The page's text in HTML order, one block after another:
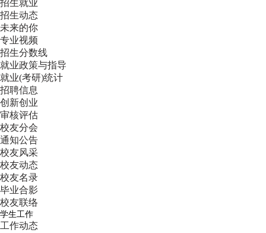
招生就业
招生动态
未来的你
专业视频
招生分数线
就业政策与指导
就业(考研)统计
招聘信息
创新创业
审核评估
校友分会
通知公告
校友风采
校友动态
校友名录
毕业合影
校友联络
学生工作
工作动态